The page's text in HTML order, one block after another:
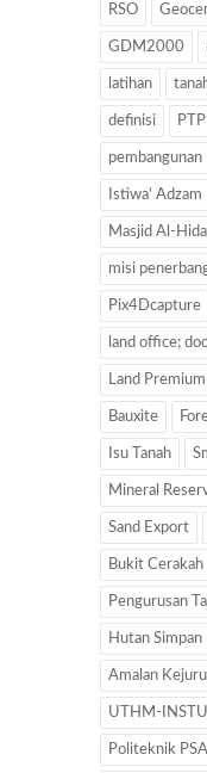
RSO
GDM2000
latihan
definisi PTP
pembangunan
Istiwa' Adzam
Masjid Al-
misi
Pix4Dcapture
land office;
Land Premium
Bauxite
Isu Tanah
Mineral
Sand Export
Bukit Cerakah
Pengurusan
Hutan Simpan
Amalan
UTHM-
Politeknik